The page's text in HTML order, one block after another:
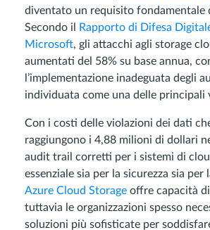
diventato un requisito fondamentale
Secondo il
Rapporto di Difesa
Microsoft, gli attacchi agli storage
aumentati del 58% su base annua,
l’implementazione inadeguata degli
individuata come una delle principali
Con i costi delle violazioni dei dati
raggiungono i 4,88 milioni di dollari
audit trail corretti per i sistemi di
essenziale sia per la sicurezza sia
Azure Cloud Storage offre capacità
tuttavia le organizzazioni spesso
soluzioni più sofisticate per